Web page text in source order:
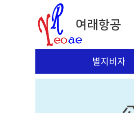
별지비자